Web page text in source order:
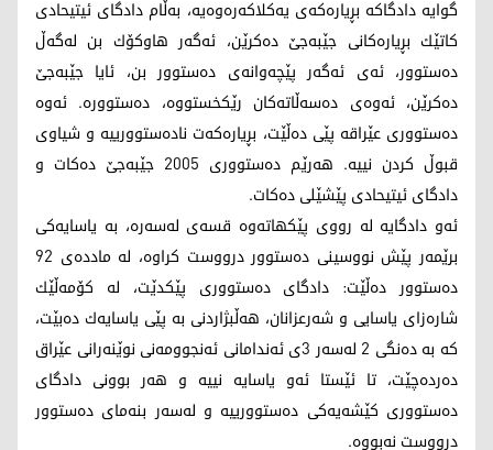
گوایه‌ دادگاكه‌ بڕیاره‌كه‌ی یه‌كلاكه‌ره‌وه‌یه‌، به‌ڵام دادگای ئیتیحادی
كاتێك بڕیاره‌كانی جێبه‌جێ ده‌كرێن، ئه‌گه‌ر هاوكۆك بن له‌گه‌ڵ
ده‌ستوور، ئه‌ی ئه‌گه‌ر پێچه‌وانه‌ی ده‌ستوور بن، ئایا جێبه‌جێ
ده‌كرێن، ئه‌وه‌ی ده‌سه‌ڵاته‌كان رێكخستووه‌، ده‌ستووره‌. ئه‌وه‌
ده‌ستووری عێراقه‌ پێی ده‌ڵێت، بڕیاره‌كه‌ت ناده‌ستوورییه‌ و شیاوی
قبوڵ كردن نییه‌. هه‌رێم ده‌ستووری 2005 جێبه‌جێ ده‌كات و
دادگای ئیتیحادی پێشێلی ده‌كات.
ئه‌و دادگایه‌ له‌ رووی پێكهاته‌وه‌ قسه‌ی له‌سه‌ره‌، به‌ یاسایه‌كی
برێمه‌ر پێش نووسینی ده‌ستوور درووست كراوه‌، له‌ مادده‌ی 92
ده‌ستوور ده‌ڵێت: دادگای ده‌ستووری پێكدێت، له‌ كۆمه‌ڵێك
شاره‌زای یاسایی و شه‌رعزانان، هه‌ڵبژاردنی به‌ پێی یاسایه‌ك ده‌بێت،
كه‌ به‌ ده‌نگی 2 له‌سه‌ر 3ی ئه‌ندامانی ئه‌نجوومه‌نی نوێنه‌رانی عێراق
ده‌رده‌چێت، تا ئێستا ئه‌و یاسایه‌ نییه‌ و هه‌ر بوونی دادگای
ده‌ستووری كێشه‌یه‌كی ده‌ستوورییه‌ و له‌سه‌ر بنه‌مای ده‌ستوور
درووست نه‌بووه‌.